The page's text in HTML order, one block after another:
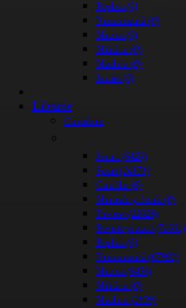
Replica (0)
Numismatică (0)
Muzică (0)
Militărie (0)
Machete (0)
Jucării (0)
Librarie
Contribuie
Jocuri (6420)
Sport (24171)
Cinefilie (6)
Minerale și fosile (0)
Diverse (22029)
Reviste și ziare (71001)
Replica (0)
Numismatică (67982)
Muzică (6456)
Militărie (0)
Machete (2139)